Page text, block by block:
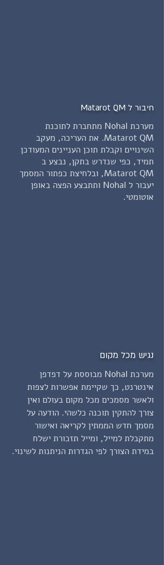
חיבור ל Matarot QM
מערכת Nohal מתחברת לתוכנת
Matarot QM. את העריכה, מעקב
השינויים וקבלת תוכן העניינים המעודכן
תמיד, כפי שנדרש בתקן, נבצע ב
Matarot QM, ובלחיצת כפתור המסמך
יעבור ל Nohal ותתבצע הפצה באופן
אוטומטי.
נגיש מכל מקום
מערכת Nohal מבוססת על דפדפן
אינטרנט, כך שקיימת אפשרות לצפות
ולאשר מסמכים מכל מקום בעולם ואין
צורך להתקין תוכנה כלשהי. הודעה על
מסמך חדש הממתין לקריאה ואישור
מתקבלת למייל, ומייל תזכורת ישלח
במידת הצורך לפי הגדרות הניתנות לשינוי.